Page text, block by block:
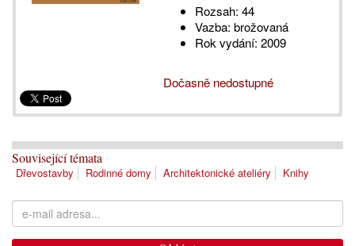
Rozsah: 44
Vazba: brožovaná
Rok vydání: 2009
Dočasně nedostupné
Související témata
Dřevostavby Rodinné domy Architektonické ateliéry Knihy